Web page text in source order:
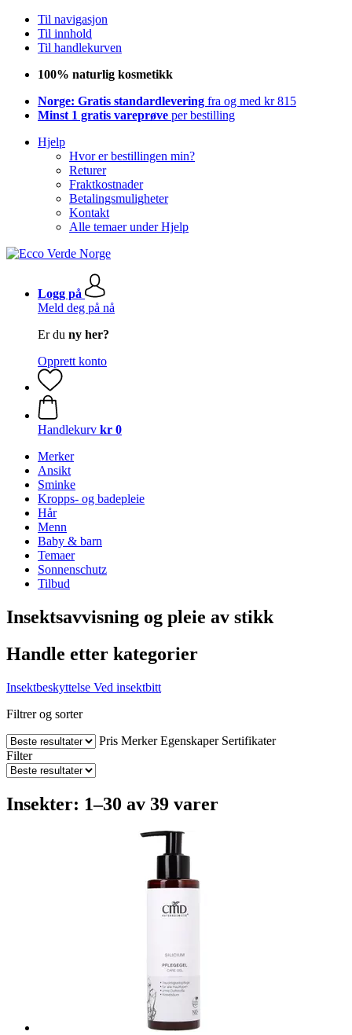
Til navigasjon
Til innhold
Til handlekurven
100% naturlig kosmetikk
Norge: Gratis standardlevering fra og med kr 815
Minst 1 gratis vareprøve per bestilling
Hjelp
Hvor er bestillingen min?
Returer
Fraktkostnader
Betalingsmuligheter
Kontakt
Alle temaer under Hjelp
Logg på
Meld deg på nå
Er du ny her?
Opprett konto
Handlekurv kr 0
Merker
Ansikt
Sminke
Kropps- og badepleie
Hår
Menn
Baby & barn
Temaer
Sonnenschutz
Tilbud
Insektsavvisning og pleie av stikk
Handle etter kategorier
Insektbeskyttelse Ved insektbitt
Filtrer og sorter
Pris Merker Egenskaper Sertifikater
Filter
Insekter: 1–30 av 39 varer